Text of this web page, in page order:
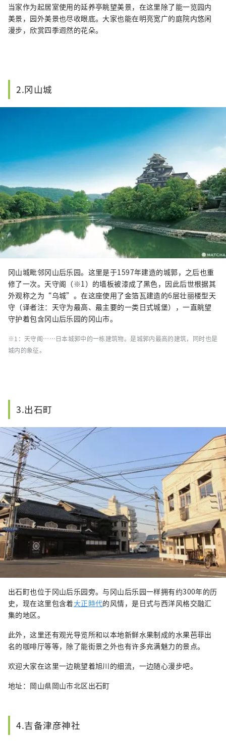
当家作为起居室使用的延养亭眺望美景，在这里除了能一览园内
美景，园外美景也尽收眼底。大家也能在明亮宽广的庭院内悠闲
漫步，欣赏四季迥然的花朵。
2.冈山城
冈山城毗邻冈山后乐园。这里是于1597年建造的城郭，之后也重
修了一次。天守阁（※1）的墙板被漆成了黑色，因此后世根据其
外观称之为“乌城”。在这座使用了金箔瓦建造的6层壮丽楼型天
守（译者注：天守为最高、最主要的一类日式城堡），一直眺望
守护着包含冈山后乐园的冈山市。
※1：天守阁……日本城郭中的一栋建筑物。是城郭内最高的建筑，同时也是
城内的象征。
3.出石町
出石町也位于冈山后乐园旁。与冈山后乐园一样拥有约300年的历
史，现在这里包含着大正時代的风情，是日式与西洋风格交融汇
集的地区。
此外，这里还有观光导览所和以本地新鲜水果制成的水果芭菲出
名的咖啡厅等等，除了能街景之外也有许多充满魅力的景点。
欢迎大家在这里一边眺望着旭川的细流，一边随心漫步吧。
地址：岡山県岡山市北区出石町
4.吉备津彦神社